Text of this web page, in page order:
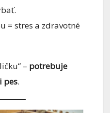
= stres a zdravotné
– potrebuje
pes.